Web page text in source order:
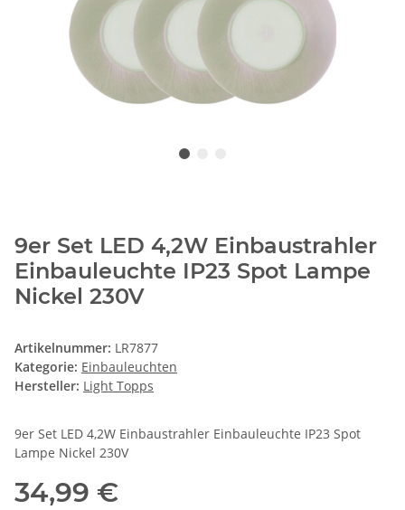
9er Set LED 4,2W Einbaustrahler
Einbauleuchte IP23 Spot Lampe
Nickel 230V
Artikelnummer: LR7877
Kategorie: Einbauleuchten
Hersteller: Light Topps
9er Set LED 4,2W Einbaustrahler Einbauleuchte IP23 Spot
Lampe Nickel 230V
34,99 €